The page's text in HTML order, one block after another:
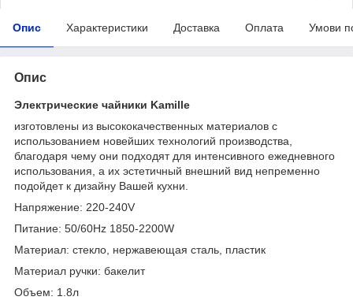
Опис Характеристики Доставка Оплата Умови
Опис
Электрические чайники Kamille
изготовлены из высококачественных материалов с
использованием новейших технологий производства,
благодаря чему они подходят для интенсивного ежедневного
использования, а их эстетичный внешний вид непременно
подойдет к дизайну Вашей кухни.
Напряжение: 220-240V
Питание: 50/60Hz 1850-2200W
Материал: стекло, нержавеющая сталь, пластик
Материал ручки: бакелит
Объем: 1.8л